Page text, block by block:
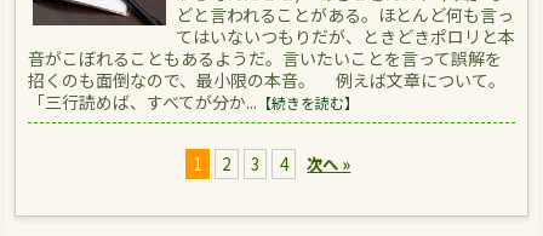
どと言われることがある。ほとんど何も言っ
てはいないつもりだが、ときどきポロリと本
音がこぼれることもあるようだ。言いたいことを言って誤解を
招くのも面倒なので、最小限の本音。 例えば文章について。
「三行読めば、すべてが分か... 【続きを読む】
1 2 3 4 次へ »